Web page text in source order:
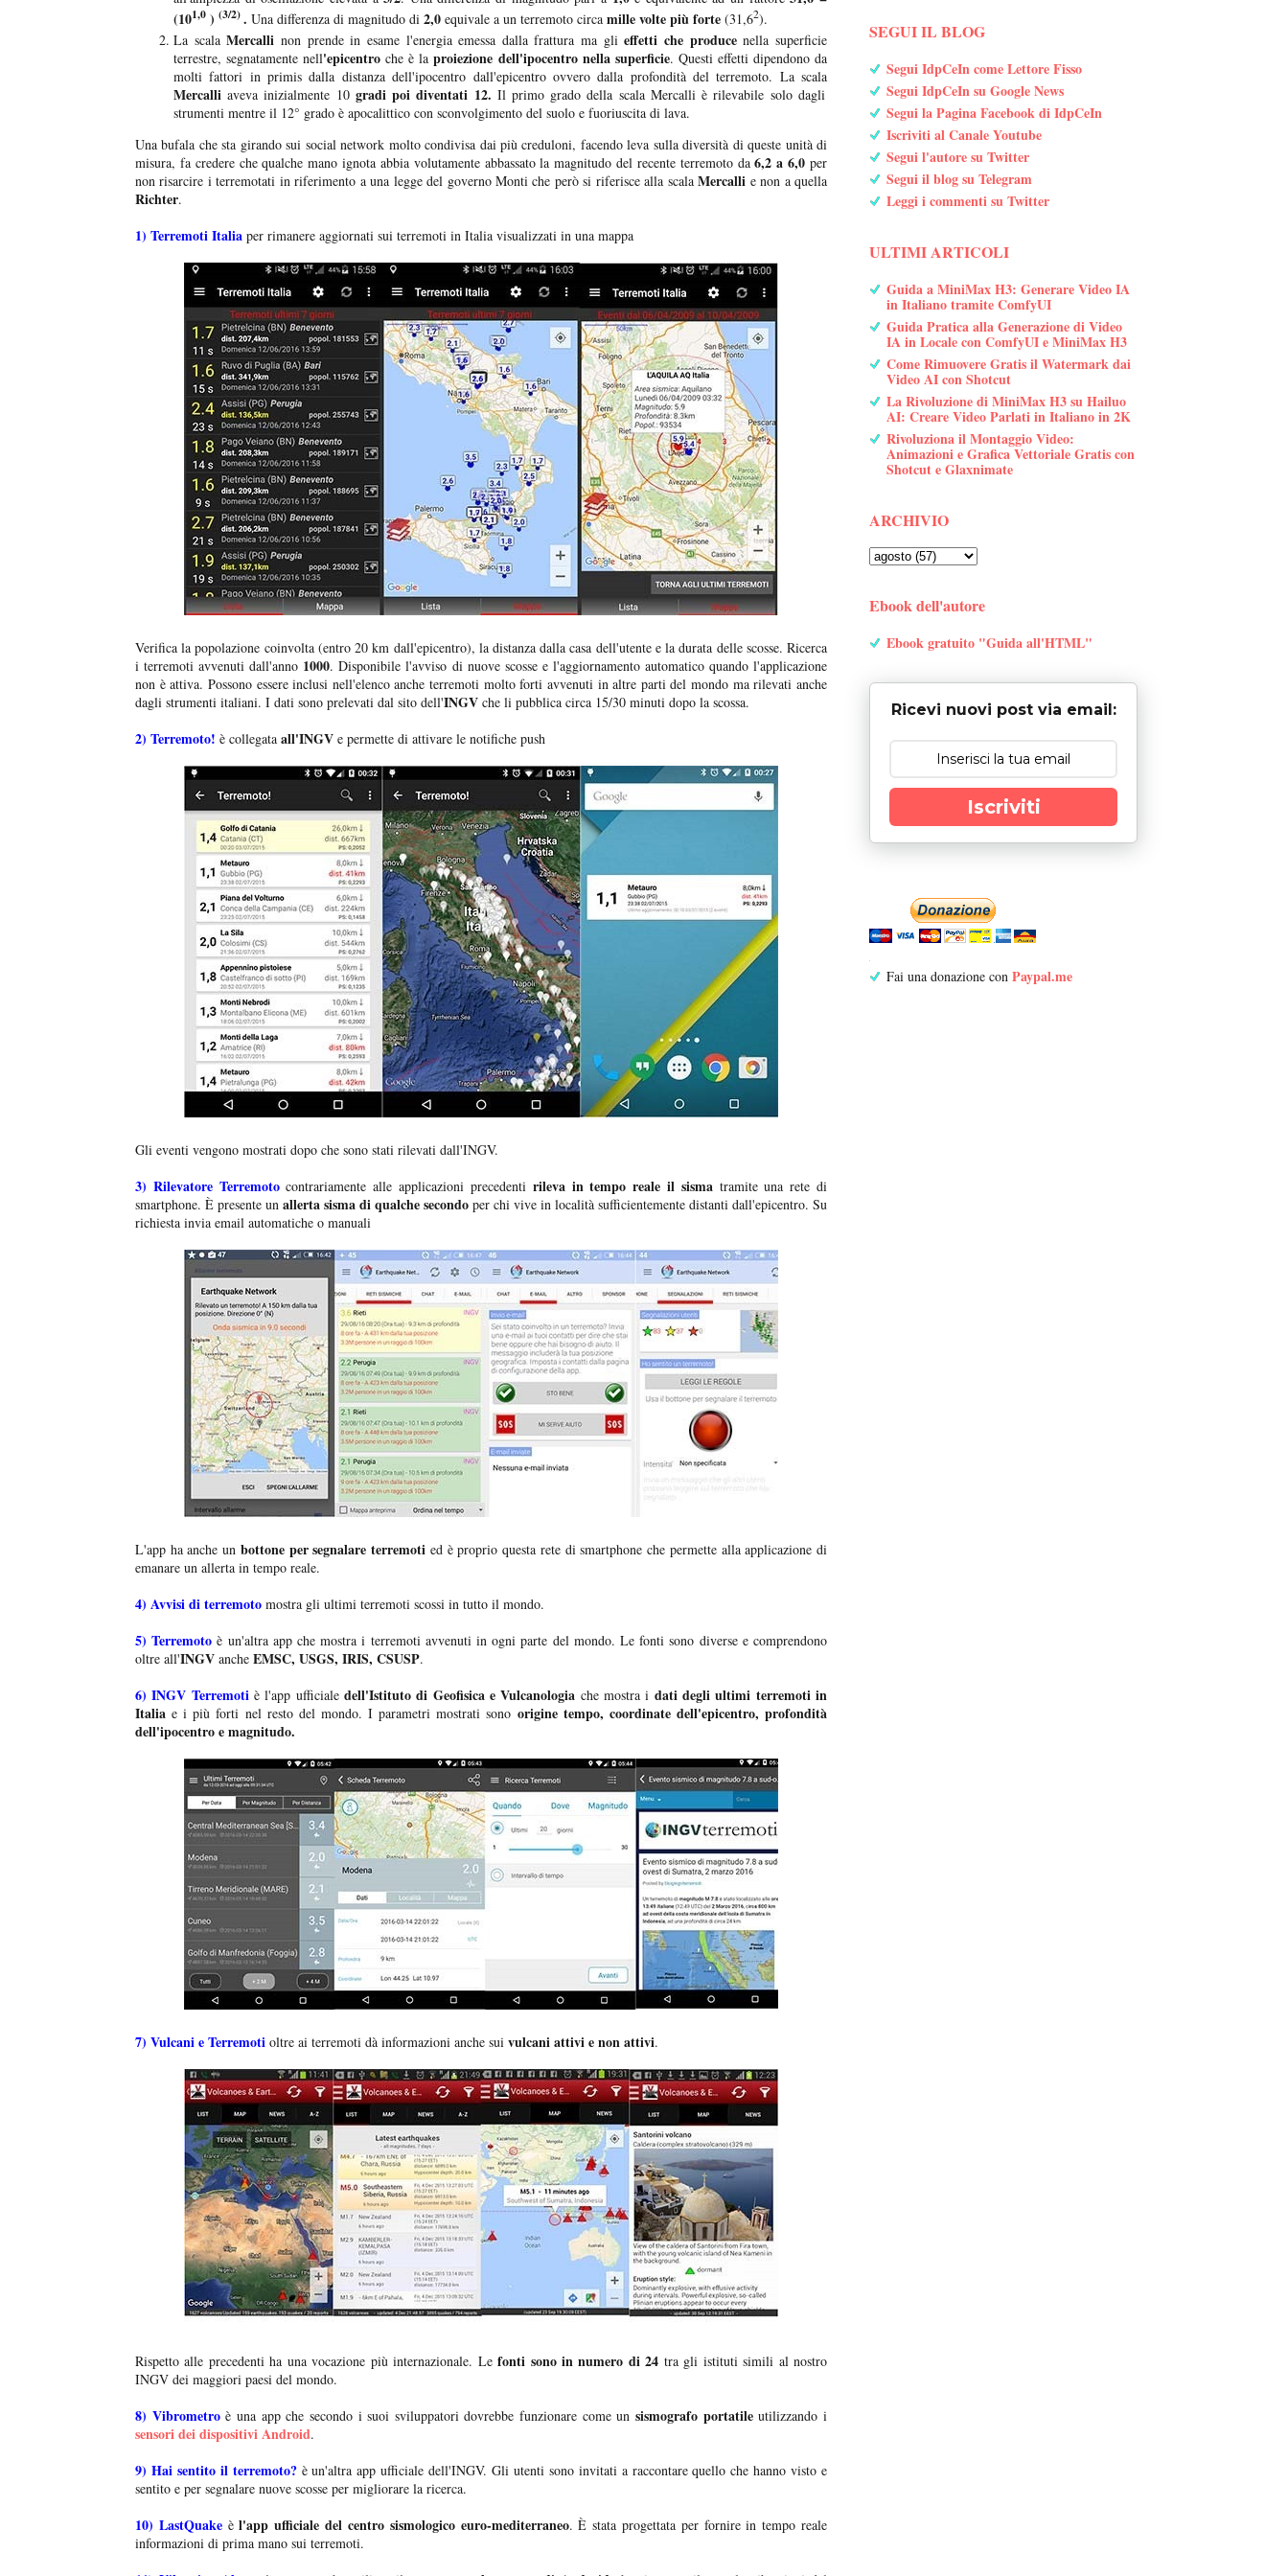
(101,0 ) (3/2). Una differenza di magnitudo di 2,0 equivale a un terremoto circa mille volte più forte (31,62).
La scalaMercalli non prende in esame l'energia emessa dalla frattura ma glieffetti che producenella superficie
terrestre, segnatamente nell'epicentro che è laproiezione dell'ipocentro nella superficie. Questi effetti dipendono da
molti fattori in primis dalla distanza dell'ipocentro dall'epicentro ovvero dalla profondità del terremoto. La scala
Mercalli aveva inizialmente 10 gradi poi diventati 12. Il primo grado della scala Mercalli è rilevabile solo dagli
strumenti mentre il 12° grado è apocalittico con sconvolgimento del suolo e fuoriuscita di lava.
Una bufala che sta girando sui social network molto condivisa dai più creduloni, facendo leva sulla diversità di queste unità di
misura, fa credere che qualche mano ignota abbia volutamente abbassato la magnitudo del recente terremoto da6,2 a 6,0 per
non risarcire i terremotati in riferimento a una legge del governo Monti che però si riferisce alla scalaMercalli e non a quella
Richter.
1) Terremoti Italia per rimanere aggiornati sui terremoti in Italia visualizzati in una mappa
Verifica la popolazione coinvolta (entro 20 km dall'epicentro), la distanza dalla casa dell'utente e la durata delle scosse. Ricerca
i terremoti avvenuti dall'anno 1000. Disponibile l'avviso di nuove scosse e l'aggiornamento automatico quando l'applicazione
non è attiva. Possono essere inclusi nell'elenco anche terremoti molto forti avvenuti in altre parti del mondo ma rilevati anche
dagli strumenti italiani. I dati sono prelevati dal sito dell'INGV che li pubblica circa 15/30 minuti dopo la scossa.
2) Terremoto! è collegata all'INGV e permette di attivare le notifiche push
Gli eventi vengono mostrati dopo che sono stati rilevati dall'INGV.
3) Rilevatore Terremotocontrariamente alle applicazioni precedenti rileva in tempo reale il sismatramite una rete di
smartphone. È presente un allerta sisma di qualche secondo per chi vive in località sufficientemente distanti dall'epicentro. Su
richiesta invia email automatiche o manuali
L'app ha anche un bottone per segnalare terremoti ed è proprio questa rete di smartphone che permette alla applicazione di
emanare un allerta in tempo reale.
4) Avvisi di terremoto mostra gli ultimi terremoti scossi in tutto il mondo.
5)Terremoto è un'altra app che mostra i terremoti avvenuti in ogni parte del mondo. Le fonti sono diverse e comprendono
oltre all'INGV anche EMSC, USGS, IRIS, CSUSP.
6)INGV Terremotiè l'app ufficialedell'Istituto di Geofisica e Vulcanologia che mostra i dati degli ultimi terremoti in
Italia e i più forti nel resto del mondo. I parametri mostrati sono origine tempo, coordinate dell'epicentro, profondità
dell'ipocentro e magnitudo.
7) Vulcani e Terremoti oltre ai terremoti dà informazioni anche sui vulcani attivi e non attivi.
Rispetto alle precedenti ha una vocazione più internazionale. Lefonti sono in numero di 24 tra gli istituti simili al nostro
INGV dei maggiori paesi del mondo.
8) Vibrometroè una app che secondo i suoi sviluppatori dovrebbe funzionare come unsismografo portatileutilizzando i
sensori dei dispositivi Android.
9) Hai sentito il terremoto?è un'altra app ufficiale dell'INGV. Gli utenti sono invitati a raccontare quello che hanno visto e
sentito e per segnalare nuove scosse per migliorare la ricerca.
10) LastQuakeèl'app ufficiale del centro sismologico euro-mediterraneo. È stata progettata per fornire in tempo reale
informazioni di prima mano sui terremoti.
SEGUI IL BLOG
Segui IdpCeIn come Lettore Fisso
Segui IdpCeIn su Google News
Segui la Pagina Facebook di IdpCeIn
Iscriviti al Canale Youtube
Segui l'autore su Twitter
Segui il blog su Telegram
Leggi i commenti su Twitter
ULTIMI ARTICOLI
Guida a MiniMax H3: Generare Video IA
in Italiano tramite ComfyUI
Guida Pratica alla Generazione di Video
IA in Locale con ComfyUI e MiniMax H3
Come Rimuovere Gratis il Watermark dai
Video AI con Shotcut
La Rivoluzione di MiniMax H3 su Hailuo
AI: Creare Video Parlati in Italiano in 2K
Rivoluziona il Montaggio Video:
Animazioni e Grafica Vettoriale Gratis con
Shotcut e Glaxnimate
ARCHIVIO
Ebook dell'autore
Ebook gratuito "Guida all'HTML"
Ricevi nuovi post via email:
Iscriviti
Fai una donazione con Paypal.me